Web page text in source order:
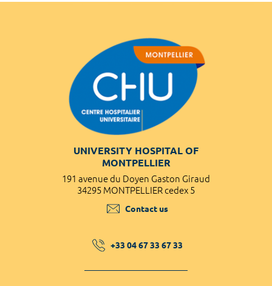
UNIVERSITY HOSPITAL OF
MONTPELLIER
191 avenue du Doyen Gaston Giraud
34295 MONTPELLIER cedex 5
Contact us
+33 04 67 33 67 33